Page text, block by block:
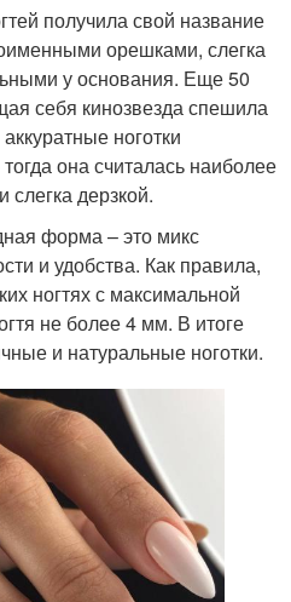
получила свой название
орешками, слегка
у основания. Еще 50
себя кинозвезда спешила
ноготки
она считалась наиболее
слегка дерзкой.
форма – это микс
и удобства. Как правила,
ногтях с максимальной
не более 4 мм. В итоге
и натуральные ноготки.